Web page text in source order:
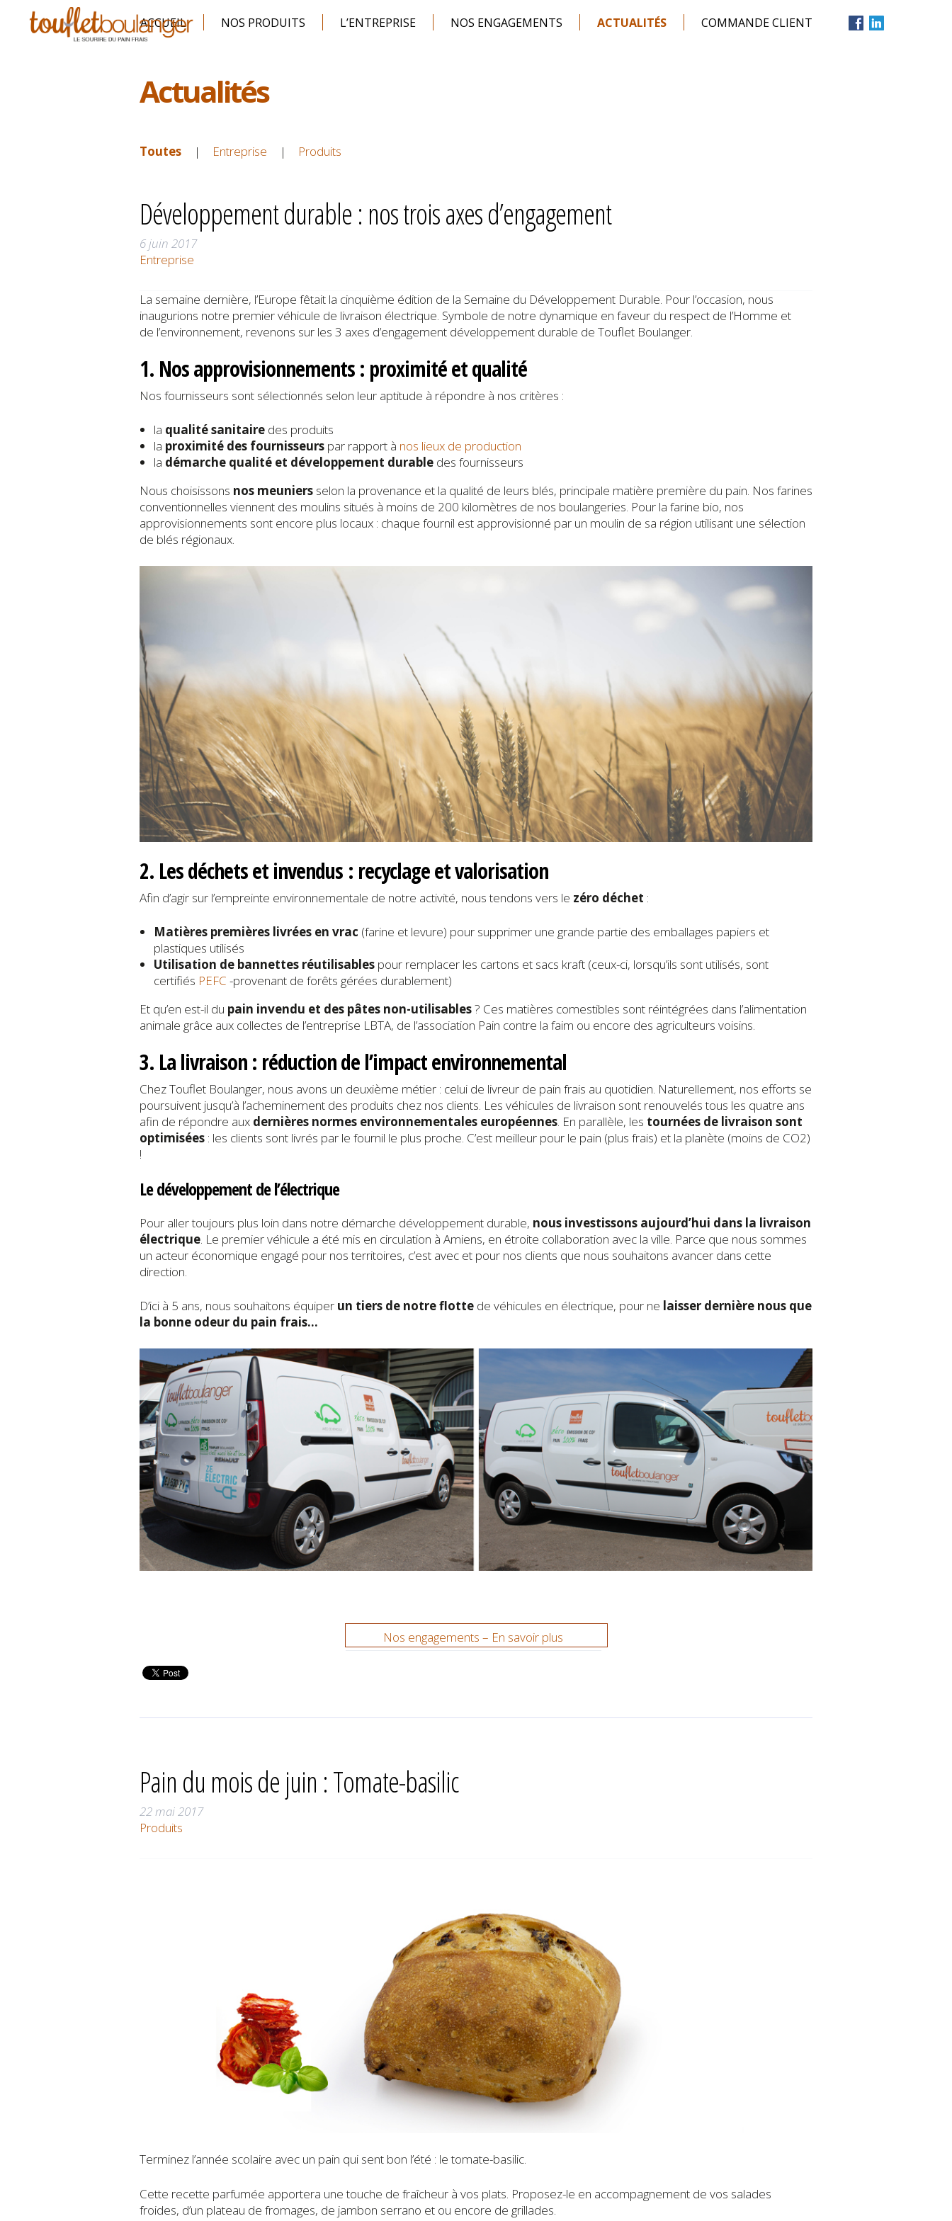
ACCUEIL NOS PRODUITS L’ENTREPRISE NOS ENGAGEMENTS ACTUALITÉS COMMANDE CLIENT
Actualités
Toutes Entreprise Produits
Développement durable : nos trois axes d’engagement
6 juin 2017
Entreprise
La semaine dernière, l’Europe fêtait la cinquième édition de la Semaine du Développement Durable. Pour l’occasion, nous
inaugurions notre premier véhicule de livraison électrique. Symbole de notre dynamique en faveur du respect de l’Homme et
de l’environnement, revenons sur les 3 axes d’engagement développement durable de Touflet Boulanger.
1. Nos approvisionnements : proximité et qualité
Nos fournisseurs sont sélectionnés selon leur aptitude à répondre à nos critères :
la qualité sanitaire des produits
la proximité des fournisseurs par rapport à nos lieux de production
la démarche qualité et développement durable des fournisseurs
Nous choisissons nos meuniers selon la provenance et la qualité de leurs blés, principale matière première du pain. Nos farines
conventionnelles viennent des moulins situés à moins de 200 kilomètres de nos boulangeries. Pour la farine bio, nos
approvisionnements sont encore plus locaux : chaque fournil est approvisionné par un moulin de sa région utilisant une sélection
de blés régionaux.
2. Les déchets et invendus : recyclage et valorisation
Afin d’agir sur l’empreinte environnementale de notre activité, nous tendons vers le zéro déchet :
Matières premières livrées en vrac (farine et levure) pour supprimer une grande partie des emballages papiers et
plastiques utilisés
Utilisation de bannettes réutilisables pour remplacer les cartons et sacs kraft (ceux-ci, lorsqu’ils sont utilisés, sont
certifiés PEFC -provenant de forêts gérées durablement)
Et qu’en est-il du pain invendu et des pâtes non-utilisables? Ces matières comestibles sont réintégrées dans l’alimentation
animale grâce aux collectes de l’entreprise LBTA, de l’association Pain contre la faim ou encore des agriculteurs voisins.
3. La livraison : réduction de l’impact environnemental
Chez Touflet Boulanger, nous avons un deuxième métier : celui de livreur de pain frais au quotidien. Naturellement, nos efforts se
poursuivent jusqu’à l’acheminement des produits chez nos clients. Les véhicules de livraison sont renouvelés tous les quatre ans
afin de répondre aux dernières normes environnementales européennes. En parallèle, les tournées de livraison sont
optimisées : les clients sont livrés par le fournil le plus proche. C’est meilleur pour le pain (plus frais) et la planète (moins de CO2)
!
Le développement de l’électrique
Pour aller toujours plus loin dans notre démarche développement durable, nous investissons aujourd’hui dans la livraison
électrique. Le premier véhicule a été mis en circulation à Amiens, en étroite collaboration avec la ville. Parce que nous sommes
un acteur économique engagé pour nos territoires, c’est avec et pour nos clients que nous souhaitons avancer dans cette
direction.
D’ici à 5 ans, nous souhaitons équiper un tiers de notre flotte de véhicules en électrique, pour ne laisser dernière nous que
la bonne odeur du pain frais…
Nos engagements – En savoir plus
Pain du mois de juin : Tomate-basilic
22 mai 2017
Produits
Terminez l’année scolaire avec un pain qui sent bon l’été : le tomate-basilic.
Cette recette parfumée apportera une touche de fraîcheur à vos plats. Proposez-le en accompagnement de vos salades
froides, d’un plateau de fromages, de jambon serrano et ou encore de grillades.